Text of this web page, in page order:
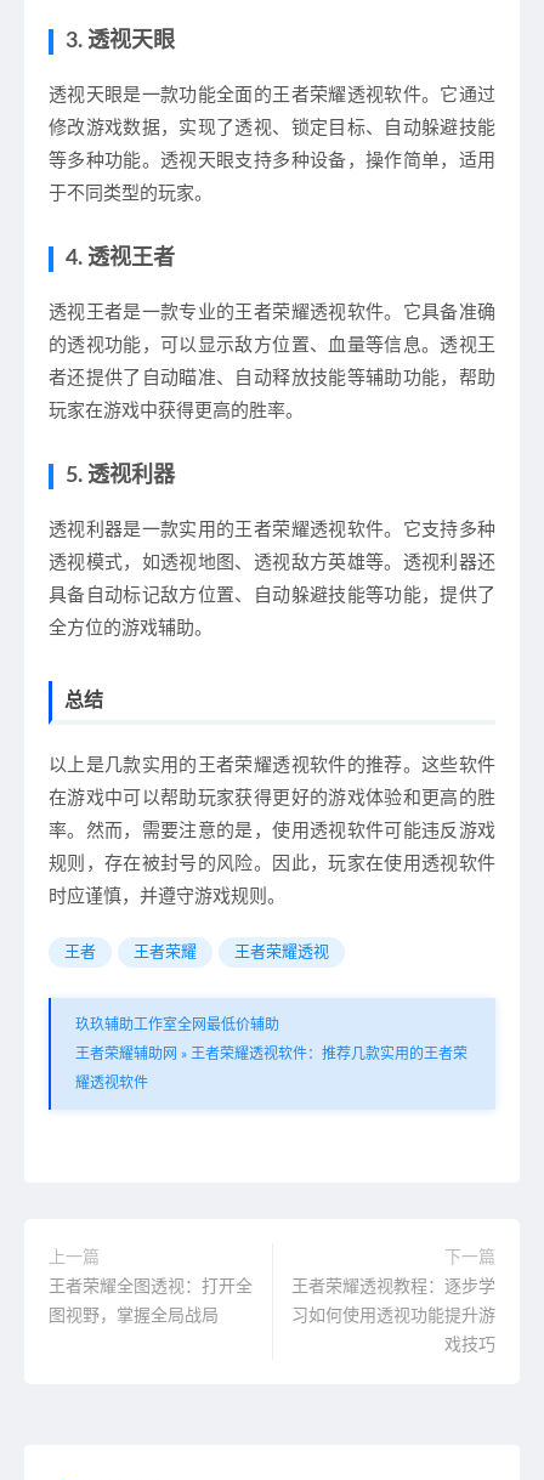
3. 透视天眼
透视天眼是一款功能全面的王者荣耀透视软件。它通过
修改游戏数据，实现了透视、锁定目标、自动躲避技能
等多种功能。透视天眼支持多种设备，操作简单，适用
于不同类型的玩家。
4. 透视王者
透视王者是一款专业的王者荣耀透视软件。它具备准确
的透视功能，可以显示敌方位置、血量等信息。透视王
者还提供了自动瞄准、自动释放技能等辅助功能，帮助
玩家在游戏中获得更高的胜率。
5. 透视利器
透视利器是一款实用的王者荣耀透视软件。它支持多种
透视模式，如透视地图、透视敌方英雄等。透视利器还
具备自动标记敌方位置、自动躲避技能等功能，提供了
全方位的游戏辅助。
总结
以上是几款实用的王者荣耀透视软件的推荐。这些软件
在游戏中可以帮助玩家获得更好的游戏体验和更高的胜
率。然而，需要注意的是，使用透视软件可能违反游戏
规则，存在被封号的风险。因此，玩家在使用透视软件
时应谨慎，并遵守游戏规则。
王者 王者荣耀 王者荣耀透视
玖玖辅助工作室全网最低价辅助
王者荣耀辅助网 » 王者荣耀透视软件：推荐几款实用的王者荣
耀透视软件
上一篇
王者荣耀全图透视：打开全
图视野，掌握全局战局
下一篇
王者荣耀透视教程：逐步学
习如何使用透视功能提升游
戏技巧